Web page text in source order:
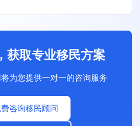
获取专业移民方案
为您提供一对一的咨询服务
咨询移民顾问